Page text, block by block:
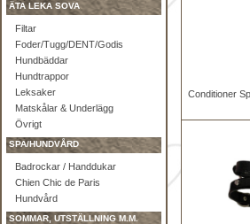
ÄTA LEKA SOVA
Filtar
Foder/Tugg/DENT/Godis
Hundbäddar
Hundtrappor
Leksaker
Matskålar & Underlägg
Övrigt
SPA/HUNDVÅRD
Badrockar / Handdukar
Chien Chic de Paris
Hundvård
SOMMAR, UTSTÄLLNING M.M.
Conditioner